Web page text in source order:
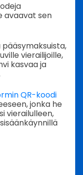
avaavat sen
vierailijoille,
kasvaa ja
QR-koodi
jonka he
vierailulleen,